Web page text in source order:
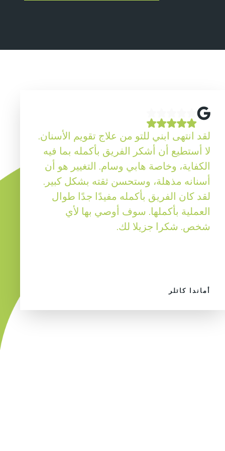
لقد انتهى ابني للتو من علاج تقويم الأسنان.
لا أستطيع أن أشكر الفريق بأكمله بما فيه
الكفاية، وخاصة هابي وسام. التغيير هو أن
أسنانه مذهلة، وستحسن ثقته بشكل كبير.
لقد كان الفريق بأكمله مفيدًا جدًا طوال
العملية بأكملها. سوف أوصي بها لأي
شخص. شكرا جزيلا لك.
أماندا كاتلر